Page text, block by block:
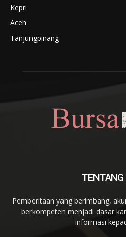
Kepri
Aceh
Tanjungpinang
TENTANG
Pemberitaan yang berimbang,
berkompeten menjadi dasar
informasi